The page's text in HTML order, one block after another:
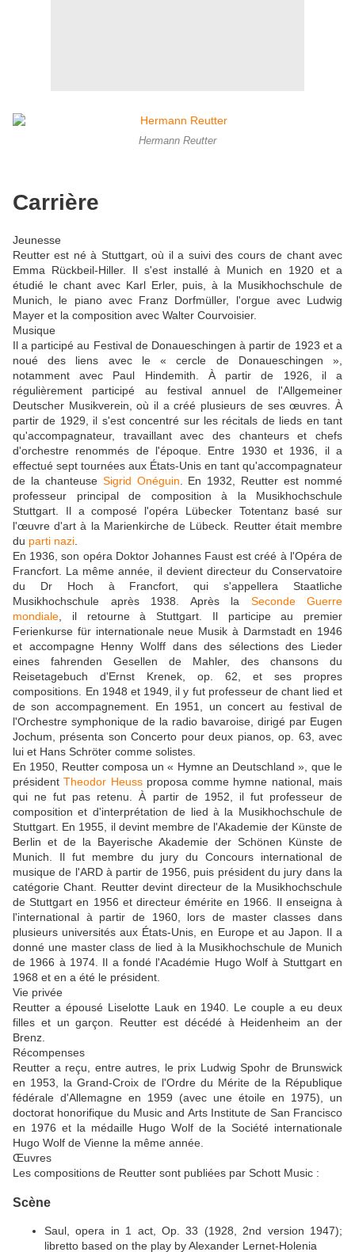
Hermann Reutter
Carrière
Jeunesse
Reutter est né à Stuttgart, où il a suivi des cours de chant avec
Emma Rückbeil-Hiller. Il s'est installé à Munich en 1920 et a
étudié le chant avec Karl Erler, puis, à la Musikhochschule de
Munich, le piano avec Franz Dorfmüller, l'orgue avec Ludwig
Mayer et la composition avec Walter Courvoisier.
Musique
Il a participé au Festival de Donaueschingen à partir de 1923 et a
noué des liens avec le « cercle de Donaueschingen »,
notamment avec Paul Hindemith. À partir de 1926, il a
régulièrement participé au festival annuel de l'Allgemeiner
Deutscher Musikverein, où il a créé plusieurs de ses œuvres. À
partir de 1929, il s'est concentré sur les récitals de lieds en tant
qu'accompagnateur, travaillant avec des chanteurs et chefs
d'orchestre renommés de l'époque. Entre 1930 et 1936, il a
effectué sept tournées aux États-Unis en tant qu'accompagnateur
de la chanteuse Sigrid Onéguin . En 1932, Reutter est nommé
professeur principal de composition à la Musikhochschule
Stuttgart. Il a composé l'opéra Lübecker Totentanz basé sur
l'œuvre d'art à la Marienkirche de Lübeck. Reutter était membre
du parti nazi
En 1936, son opéra Doktor Johannes Faust est créé à l'Opéra de
Francfort. La même année, il devient directeur du Conservatoire
du Dr Hoch à Francfort, qui s'appellera Staatliche
Musikhochschule après 1938. Après la Seconde Guerre
mondiale , il retourne à Stuttgart. Il participe au premier
Ferienkurse für internationale neue Musik à Darmstadt en 1946
et accompagne Henny Wolff dans des sélections des Lieder
eines fahrenden Gesellen de Mahler, des chansons du
Reisetagebuch d'Ernst Krenek, op. 62, et ses propres
compositions. En 1948 et 1949, il y fut professeur de chant lied et
de son accompagnement. En 1951, un concert au festival de
l'Orchestre symphonique de la radio bavaroise, dirigé par Eugen
Jochum, présenta son Concerto pour deux pianos, op. 63, avec
lui et Hans Schröter comme solistes.
En 1950, Reutter composa un « Hymne an Deutschland », que le
présidentTheodor Heussproposa comme hymne national, mais
qui ne fut pas retenu. À partir de 1952, il fut professeur de
composition et d'interprétation de lied à la Musikhochschule de
Stuttgart. En 1955, il devint membre de l'Akademie der Künste de
Berlin et de la Bayerische Akademie der Schönen Künste de
Munich. Il fut membre du jury du Concours international de
musique de l'ARD à partir de 1956, puis président du jury dans la
catégorie Chant. Reutter devint directeur de la Musikhochschule
de Stuttgart en 1956 et directeur émérite en 1966. Il enseigna à
l'international à partir de 1960, lors de master classes dans
plusieurs universités aux États-Unis, en Europe et au Japon. Il a
donné une master class de lied à la Musikhochschule de Munich
de 1966 à 1974. Il a fondé l'Académie Hugo Wolf à Stuttgart en
1968 et en a été le président.
Vie privée
Reutter a épousé Liselotte Lauk en 1940. Le couple a eu deux
filles et un garçon. Reutter est décédé à Heidenheim an der
Brenz.
Récompenses
Reutter a reçu, entre autres, le prix Ludwig Spohr de Brunswick
en 1953, la Grand-Croix de l'Ordre du Mérite de la République
fédérale d'Allemagne en 1959 (avec une étoile en 1975), un
doctorat honorifique du Music and Arts Institute de San Francisco
en 1976 et la médaille Hugo Wolf de la Société internationale
Hugo Wolf de Vienne la même année.
Œuvres
Les compositions de Reutter sont publiées par Schott Music :
Scène
Saul, opera in 1 act, Op. 33 (1928, 2nd version 1947);
libretto based on the play by Alexander Lernet-Holenia